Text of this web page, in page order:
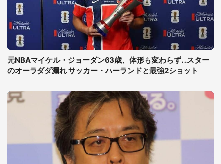
元NBAマイケル・ジョーダン63歳、体形も変わらず...スター
のオーラダダ漏れ サッカー・ハーランドと最強2ショット